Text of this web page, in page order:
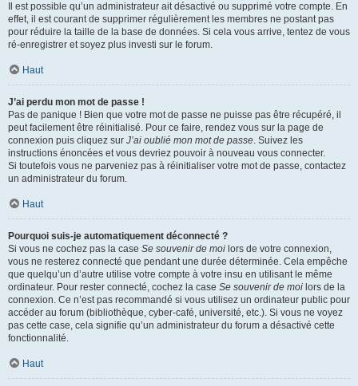
Il est possible qu’un administrateur ait désactivé ou supprimé votre compte. En
effet, il est courant de supprimer régulièrement les membres ne postant pas
pour réduire la taille de la base de données. Si cela vous arrive, tentez de vous
ré-enregistrer et soyez plus investi sur le forum.
Haut
J’ai perdu mon mot de passe !
Pas de panique ! Bien que votre mot de passe ne puisse pas être récupéré, il
peut facilement être réinitialisé. Pour ce faire, rendez vous sur la page de
connexion puis cliquez sur J’ai oublié mon mot de passe. Suivez les
instructions énoncées et vous devriez pouvoir à nouveau vous connecter.
Si toutefois vous ne parveniez pas à réinitialiser votre mot de passe, contactez
un administrateur du forum.
Haut
Pourquoi suis-je automatiquement déconnecté ?
Si vous ne cochez pas la case Se souvenir de moi lors de votre connexion,
vous ne resterez connecté que pendant une durée déterminée. Cela empêche
que quelqu’un d’autre utilise votre compte à votre insu en utilisant le même
ordinateur. Pour rester connecté, cochez la case Se souvenir de moi lors de la
connexion. Ce n’est pas recommandé si vous utilisez un ordinateur public pour
accéder au forum (bibliothèque, cyber-café, université, etc.). Si vous ne voyez
pas cette case, cela signifie qu’un administrateur du forum a désactivé cette
fonctionnalité.
Haut